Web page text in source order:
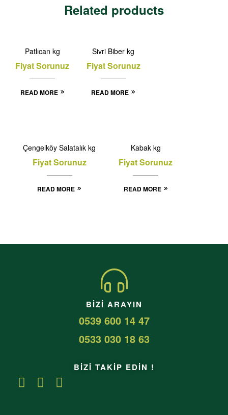
Related products
Patlıcan kg
Fiyat Sorunuz
READ MORE
Sivri Biber kg
Fiyat Sorunuz
READ MORE
Çengelköy Salatalık kg
Fiyat Sorunuz
READ MORE
Kabak kg
Fiyat Sorunuz
READ MORE
BIZI ARAYIN
0539 600 14 47
0533 030 18 63
BİZİ TAKİP EDİN !